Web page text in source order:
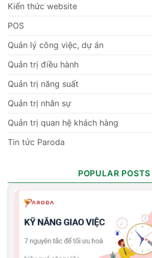
Kiến thức website
POS
Quản lý công việc, dự án
Quản trị điều hành
Quản trị năng suất
Quản trị nhân sự
Quản trị quan hệ khách hàng
Tin tức Paroda
POPULAR POSTS